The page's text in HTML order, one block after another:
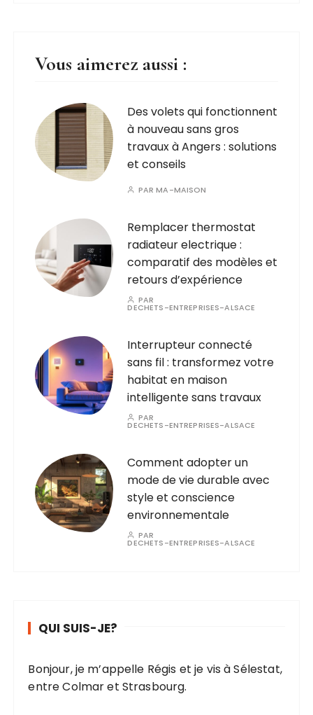
Vous aimerez aussi :
Des volets qui fonctionnent
à nouveau sans gros
travaux à Angers : solutions
et conseils
PARMA-MAISON
Remplacer thermostat
radiateur electrique :
comparatif des modèles et
retours d’expérience
PAR
DECHETS-ENTREPRISES-ALSACE
Interrupteur connecté
sans fil : transformez votre
habitat en maison
intelligente sans travaux
PAR
DECHETS-ENTREPRISES-ALSACE
Comment adopter un
mode de vie durable avec
style et conscience
environnementale
PAR
DECHETS-ENTREPRISES-ALSACE
QUI SUIS-JE?
Bonjour, je m’appelle Régis et je vis à Sélestat,
entre Colmar et Strasbourg.